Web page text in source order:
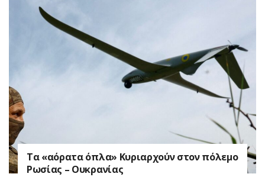
Τα «αόρατα όπλα» Κυριαρχούν στον πόλεμο
Ρωσίας – Ουκρανίας